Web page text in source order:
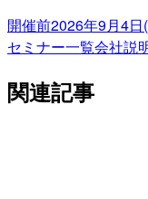
開催前2026年9月4日
セミナー一覧会社説
関連記事